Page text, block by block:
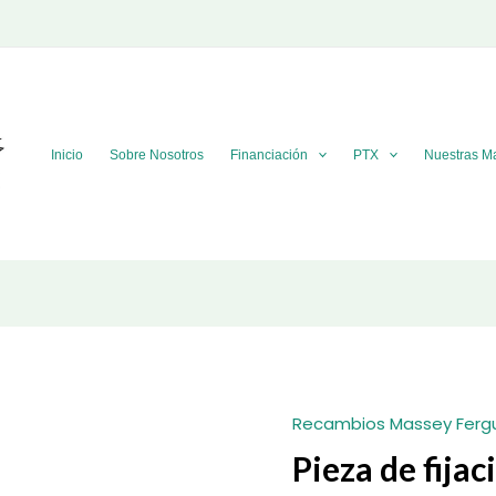
Inicio Sobre Nosotros Financiación PTX Nuestras
Recambios Massey
Pieza de